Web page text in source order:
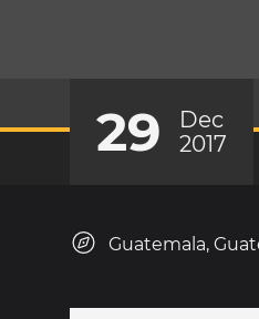
29
Dec
2017
Guatemala,